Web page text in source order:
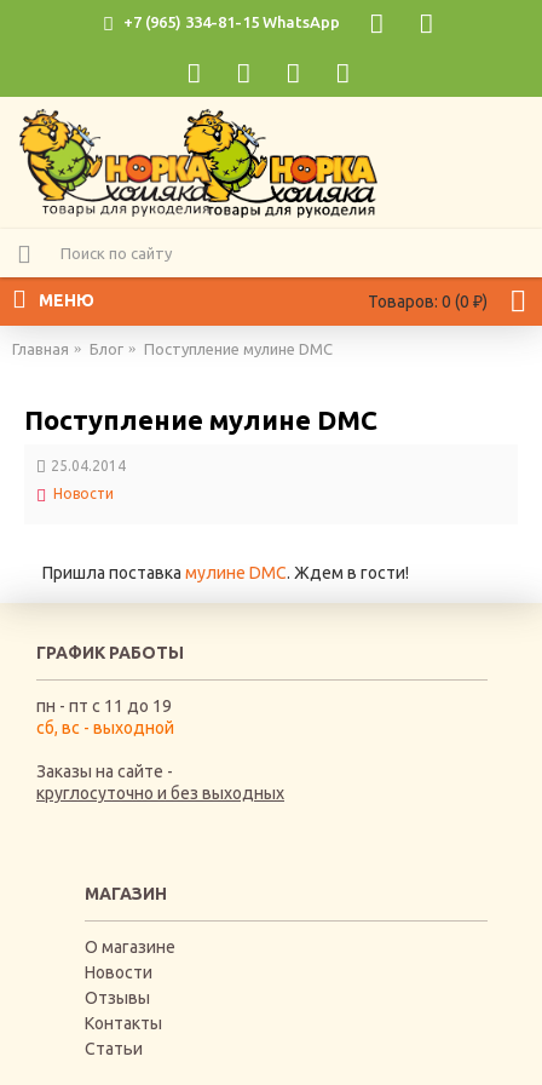
+7 (965) 334-81-15 WhatsApp
Товаров: 0 (0 ₽)
МЕНЮ
Главная Блог Поступление мулине DMC
Поступление мулине DMC
25.04.2014
Новости
Пришла поставка мулине DMC. Ждем в гости!
ГРАФИК РАБОТЫ
пн - пт с 11 до 19
сб, вс - выходной
Заказы на сайте -
круглосуточно и без выходных
МАГАЗИН
О магазине
Новости
Отзывы
Контакты
Статьи